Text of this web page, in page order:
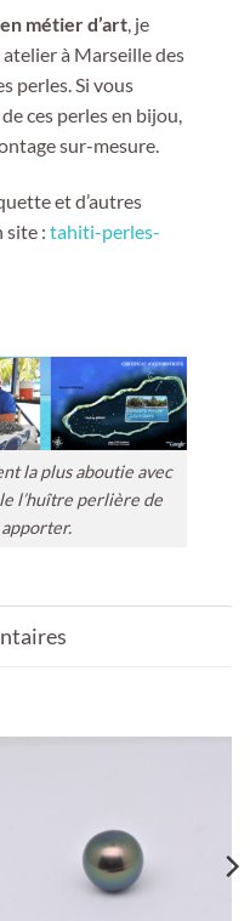
métier d’art, je
à Marseille des
perles. Si vous
ces perles en bijou,
sur-mesure.
et d’autres
site : tahiti-perles-
la plus aboutie avec
l’huître perlière de